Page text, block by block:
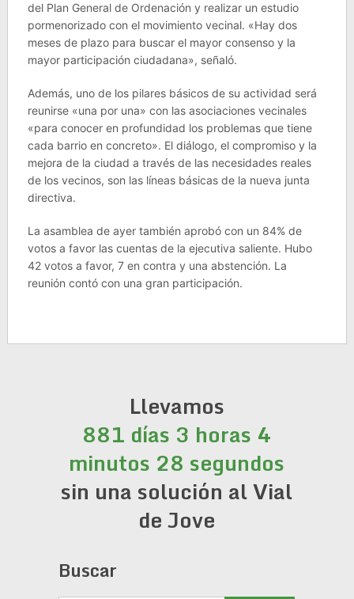
del Plan General de Ordenación y realizar un estudio
pormenorizado con el movimiento vecinal. «Hay dos
meses de plazo para buscar el mayor consenso y la
mayor participación ciudadana», señaló.
Además, uno de los pilares básicos de su actividad será
reunirse «una por una» con las asociaciones vecinales
«para conocer en profundidad los problemas que tiene
cada barrio en concreto». El diálogo, el compromiso y la
mejora de la ciudad a través de las necesidades reales
de los vecinos, son las líneas básicas de la nueva junta
directiva.
La asamblea de ayer también aprobó con un 84% de
votos a favor las cuentas de la ejecutiva saliente. Hubo
42 votos a favor, 7 en contra y una abstención. La
reunión contó con una gran participación.
Llevamos
881 días 3 horas 4
minutos 28 segundos
sin una solución al Vial
de Jove
Buscar